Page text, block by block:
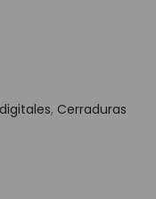
, Cerraduras